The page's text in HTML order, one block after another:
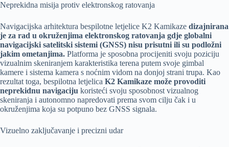
Neprekidna misija protiv elektronskog ratovanja
Navigacijska arhitektura bespilotne letjelice K2 Kamikaze dizajnirana
je za rad u okruženjima elektronskog ratovanja gdje globalni
navigacijski satelitski sistemi (GNSS) nisu prisutni ili su podložni
jakim ometanjima. Platforma je sposobna procijeniti svoju poziciju
vizualnim skeniranjem karakteristika terena putem svoje gimbal
kamere i sistema kamera s noćnim vidom na donjoj strani trupa. Kao
rezultat toga, bespilotna letjelica K2 Kamikaze može provoditi
neprekidnu navigaciju koristeći svoju sposobnost vizualnog
skeniranja i autonomno napredovati prema svom cilju čak i u
okruženjima koja su potpuno bez GNSS signala.
Vizuelno zaključavanje i precizni udar